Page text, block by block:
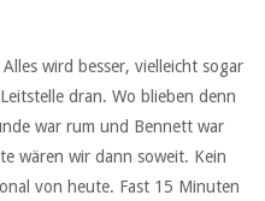
wird besser, vielleicht sogar
dran. Wo blieben denn
war rum und Bennett war
wären wir dann soweit. Kein
von heute. Fast 15 Minuten